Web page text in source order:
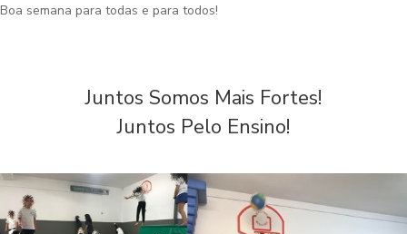
Boa semana para todas e para todos!
Juntos Somos Mais Fortes!
Juntos Pelo Ensino!